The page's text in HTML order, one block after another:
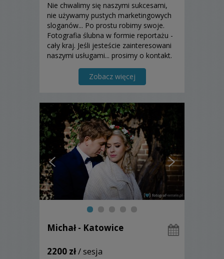
Nie chwalimy się naszymi sukcesami,
nie używamy pustych marketingowych
sloganów... Po prostu robimy swoje.
Fotografia ślubna w formie reportażu -
cały kraj. Jeśli jesteście zainteresowani
naszymi usługami... prosimy o kontakt.
Zobacz więcej
Michał - Katowice
2200 zł/ sesja